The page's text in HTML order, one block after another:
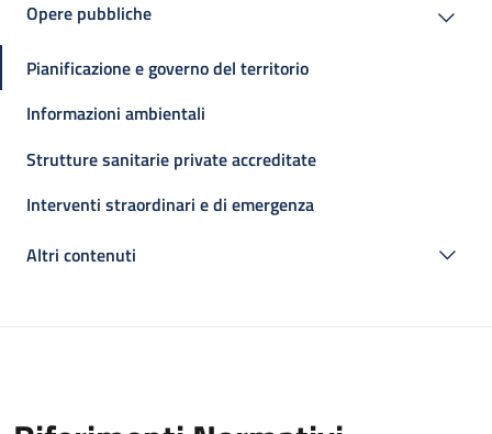
Opere pubbliche
Pianificazione e governo del territorio
Informazioni ambientali
Strutture sanitarie private accreditate
Interventi straordinari e di emergenza
Altri contenuti